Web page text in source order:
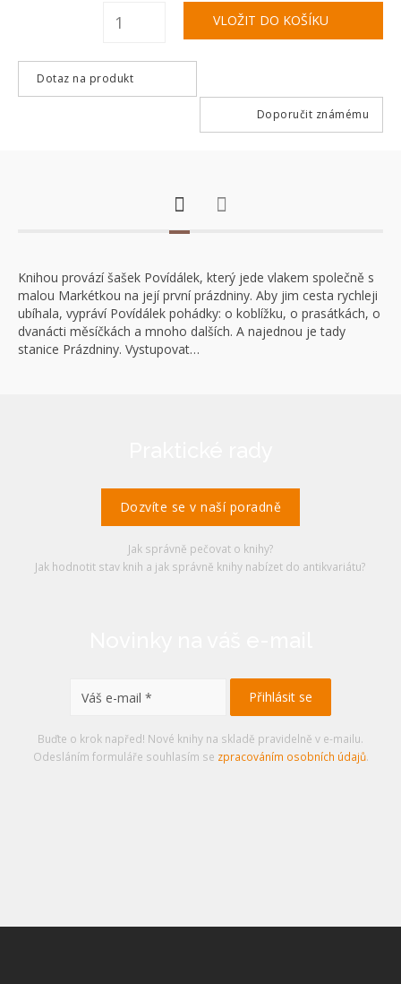
Dotaz na produkt
Doporučit známému
Knihou provází šašek Povídálek, který jede vlakem společně s
malou Markétkou na její první prázdniny. Aby jim cesta rychleji
ubíhala, vypráví Povídálek pohádky: o koblížku, o prasátkách, o
dvanácti měsíčkách a mnoho dalších. A najednou je tady
stanice Prázdniny. Vystupovat…
Dozvíte se v naší poradně
Jak správně pečovat o knihy?
Jak hodnotit stav knih a jak správně knihy nabízet do antikvariátu?
Buďte o krok napřed! Nové knihy na skladě pravidelně v e-mailu.
Odesláním formuláře souhlasím se zpracováním osobních údajů.